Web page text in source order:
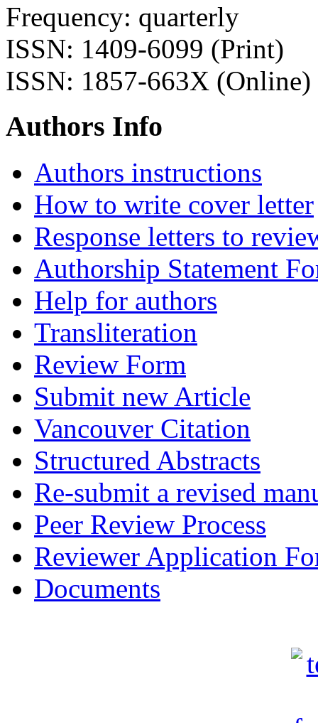
Frequency: quarterly
ISSN: 1409-6099 (Print)
ISSN: 1857-663X (Online)
Authors Info
Authors instructions
How to write cover letter
Response letters to
Authorship Statement
Help for authors
Transliteration
Review Form
Submit new Article
Vancouver Citation
Structured Abstracts
Re-submit a revised
Peer Review Process
Reviewer Application
Documents